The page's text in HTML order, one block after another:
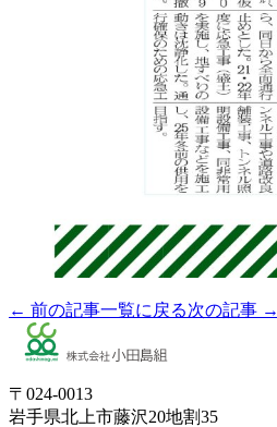
← 前の記事一覧に戻る次の記事 →
〒024-0013
岩手県北上市藤沢20地割35